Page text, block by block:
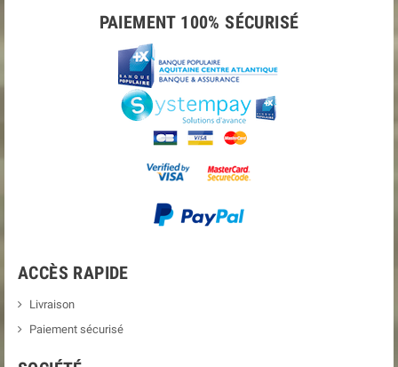
PAIEMENT 100% SÉCURISÉ
ACCÈS RAPIDE
Livraison
Paiement sécurisé